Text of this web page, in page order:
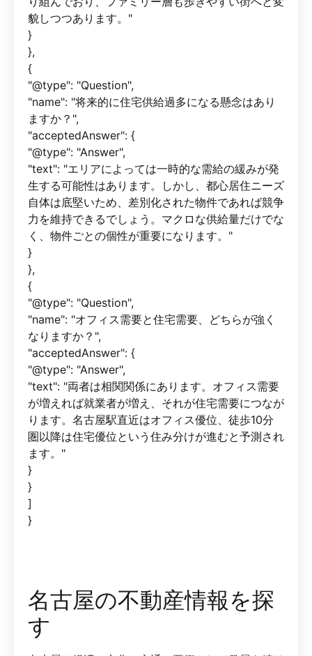
貌しつつあります。"
}
},
{
"@type": "Question",
"name": "将来的に住宅供給過多になる懸念はあり
ますか？",
"acceptedAnswer": {
"@type": "Answer",
"text": "エリアによっては一時的な需給の緩みが発
生する可能性はあります。しかし、都心居住ニーズ
自体は底堅いため、差別化された物件であれば競争
力を維持できるでしょう。マクロな供給量だけでな
く、物件ごとの個性が重要になります。"
}
},
{
"@type": "Question",
"name": "オフィス需要と住宅需要、どちらが強く
なりますか？",
"acceptedAnswer": {
"@type": "Answer",
"text": "両者は相関関係にあります。オフィス需要
が増えれば就業者が増え、それが住宅需要につなが
ります。名古屋駅直近はオフィス優位、徒歩10分
圏以降は住宅優位という住み分けが進むと予測され
ます。"
}
}
]
}
名古屋の不動産情報を探
す